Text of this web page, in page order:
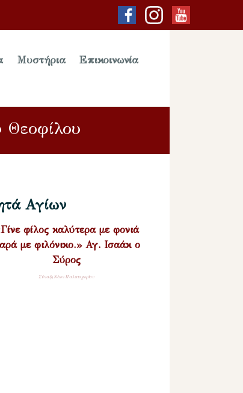
Μυστήρια Επικοινωνία
Θεοφίλου
Αγίων
φίλος καλύτερα με φονιά
με φιλόνικο.» Αγ. Ισαάκ ο
Σύρος
Σύναξη Νέων Παλαιοχωρίου